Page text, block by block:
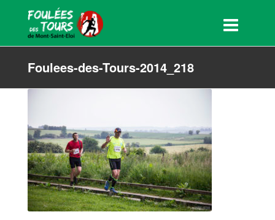
Foulees-des-Tours-2014_218